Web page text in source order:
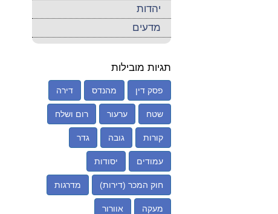
יהדות
מדעים
תגיות מובילות
פסק דין מהנדס דירה
שטח ערעור רום ושלח
קורות גובה גדר
עמודים יסודות
חוק המכר (דירות) מדרגות
מעקה אוורור